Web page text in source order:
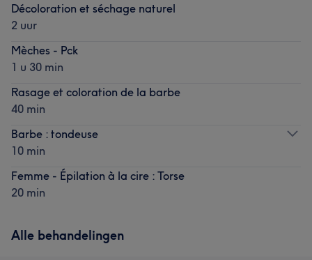
Décoloration et séchage naturel
2 uur
Mèches - Pck
1 u 30 min
Rasage et coloration de la barbe
40 min
Barbe : tondeuse
10 min
Femme - Épilation à la cire : Torse
20 min
Alle behandelingen